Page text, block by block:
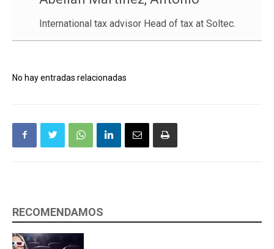
International tax advisor Head of tax at Soltec.
No hay entradas relacionadas
RECOMENDAMOS